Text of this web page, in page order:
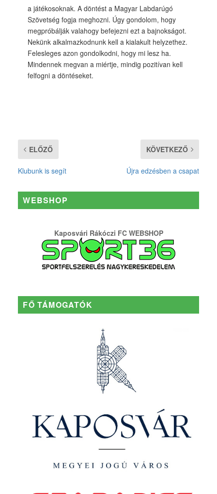
a játékosoknak. A döntést a Magyar Labdarúgó
Szövetség fogja meghozni. Úgy gondolom, hogy
megpróbálják valahogy befejezni ezt a bajnokságot.
Nekünk alkalmazkodnunk kell a kialakult helyzethez.
Felesleges azon gondolkodni, hogy mi lesz ha.
Mindennek megvan a miértje, mindig pozitívan kell
felfogni a döntéseket.
ELŐZŐ
Klubunk is segít
KÖVETKEZŐ
Újra edzésben a csapat
WEBSHOP
Kaposvári Rákóczi FC WEBSHOP
FŐ TÁMOGATÓK